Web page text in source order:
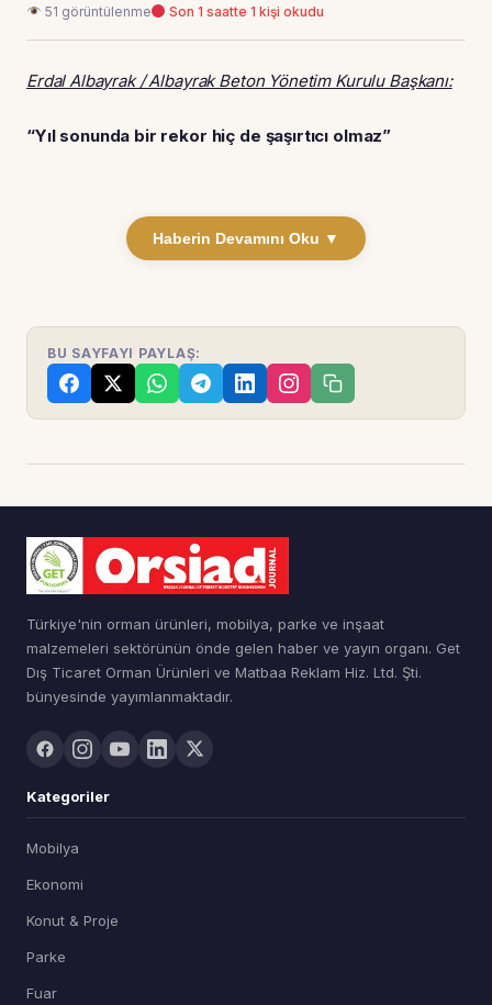
51 görüntülenme
Son 1 saatte 1 kişi okudu
Erdal Albayrak / Albayrak Beton Yönetim Kurulu Başkanı:
“Yıl sonunda bir rekor hiç de şaşırtıcı olmaz”
Haberin Devamını Oku ▼
BU SAYFAYI PAYLAŞ:
Türkiye'nin orman ürünleri, mobilya, parke ve inşaat
malzemeleri sektörünün önde gelen haber ve yayın organı. Get
Dış Ticaret Orman Ürünleri ve Matbaa Reklam Hiz. Ltd. Şti.
bünyesinde yayımlanmaktadır.
Kategoriler
Mobilya
Ekonomi
Konut & Proje
Parke
Fuar